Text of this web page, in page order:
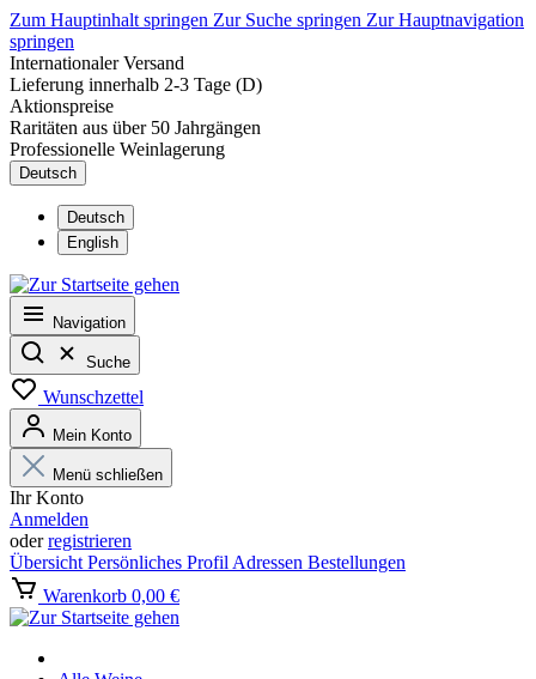
Zum Hauptinhalt springen Zur Suche springen Zur Hauptnavigation
springen
Internationaler Versand
Lieferung innerhalb 2-3 Tage (D)
Aktionspreise
Raritäten aus über 50 Jahrgängen
Professionelle Weinlagerung
Deutsch
Deutsch
English
Navigation
Suche
Wunschzettel
Mein Konto
Menü schließen
Ihr Konto
Anmelden
oderregistrieren
Übersicht Persönliches Profil Adressen Bestellungen
Warenkorb 0,00 €